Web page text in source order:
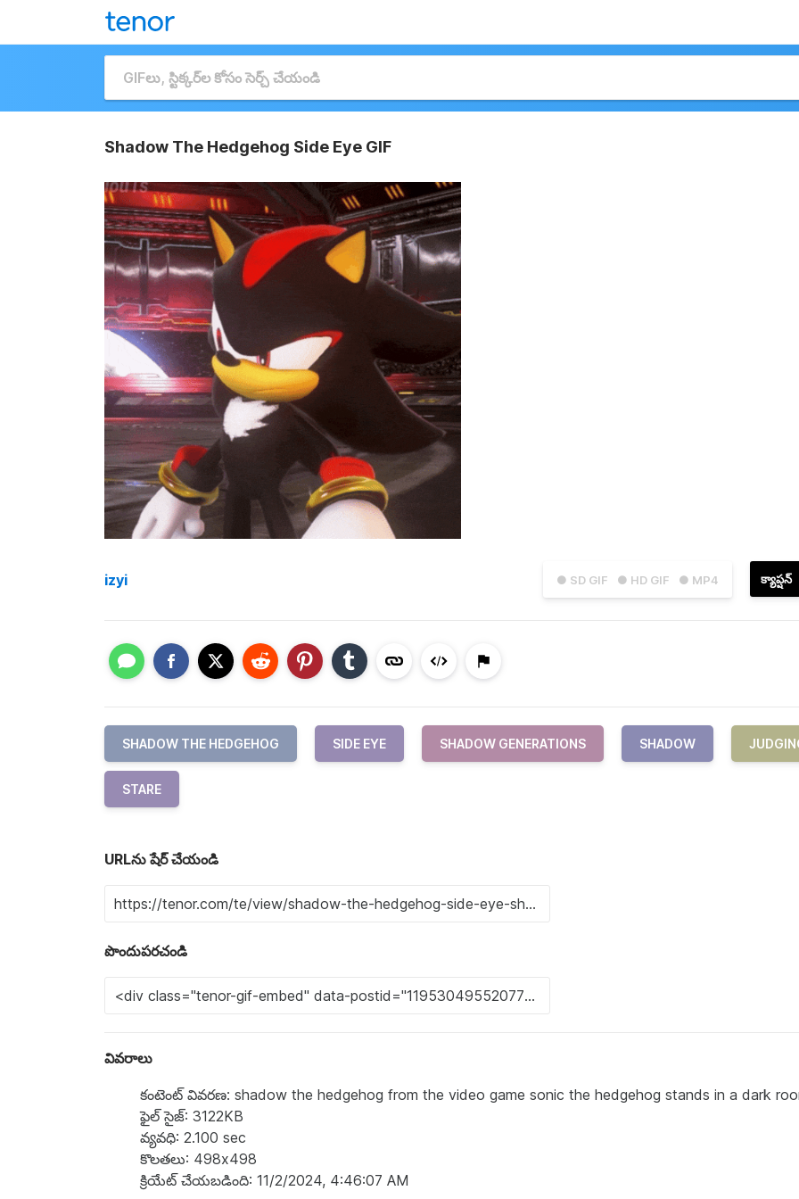
Shadow The Hedgehog Side Eye GIF
● SD GIF ● HD GIF ● MP4 క్యాప్షన్
izyi
SHADOW THE HEDGEHOG SIDE EYE SHADOW GENERATIONS SHADOW
STARE
URLను షేర్ చేయండి
పొందుపరచండి
వివరాలు
కంటెంట్ వివరణ: shadow the hedgehog from the video game sonic the hedgehog stands in a dark
ఫైల్ సైజ్: 3122KB
వ్యవధి: 2.100 sec
కొలతలు: 498x498
క్రియేట్ చేయబడింది: 11/2/2024, 4:46:07 AM